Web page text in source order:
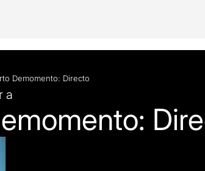
Demomento: Directo
a